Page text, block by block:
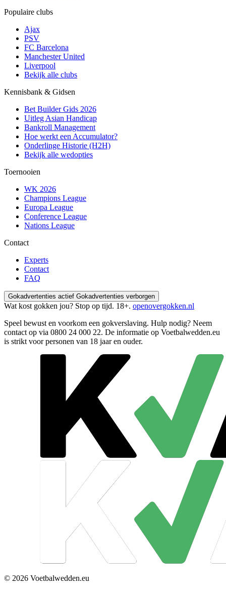
Populaire clubs
Ajax
PSV
FC Barcelona
Manchester United
Liverpool
Bekijk alle clubs
Kennisbank & Gidsen
Bet Builder Gids 2026
Uitleg Asian Handicap
Bankroll Management
Hoe werkt een Accumulator?
Onderlinge Historie (H2H)
Bekijk alle wedopties
Toernooien
WK 2026
Champions League
Europa League
Conference League
Nations League
Contact
Experts
Contact
FAQ
Gokadvertenties actief Gokadvertenties verborgen
Wat kost gokken jou? Stop op tijd. 18+. openovergokken.nl
Speel bewust en voorkom een gokverslaving. Hulp nodig? Neem
contact op via 0800 24 000 22. De informatie op Voetbalwedden.eu
is strikt voor personen van 18 jaar en ouder.
© 2026 Voetbalwedden.eu